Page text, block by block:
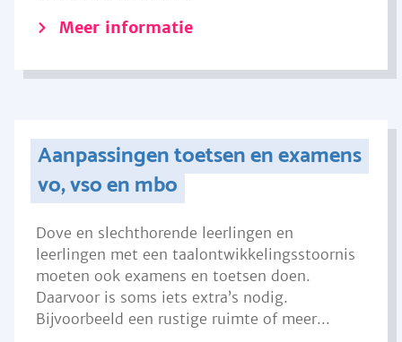
Meer informatie
Aanpassingen toetsen en examens
vo, vso en mbo
Dove en slechthorende leerlingen en
leerlingen met een taalontwikkelingsstoornis
moeten ook examens en toetsen doen.
Daarvoor is soms iets extra’s nodig.
Bijvoorbeeld een rustige ruimte of meer...